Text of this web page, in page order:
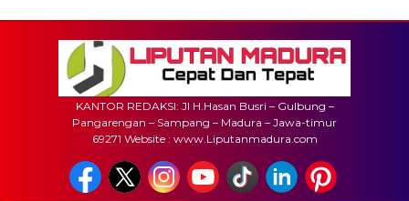
KANTOR REDAKSI: Jl H.Hasan Busri – Gulbung –
Pangarengan – Sampang – Madura – Jawa-timur
69271 Website : www.Liputanmadura.com